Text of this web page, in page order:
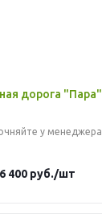
дорога "Пара"
у менеджера
400 руб./шт